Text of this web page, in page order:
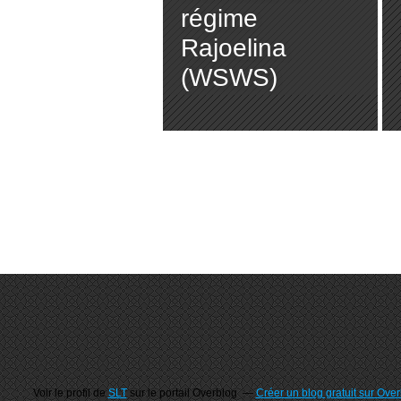
régime
Rajoelina
(WSWS)
Voir le profil deSLTsur le portail Overblog Créer un blog gratuit sur